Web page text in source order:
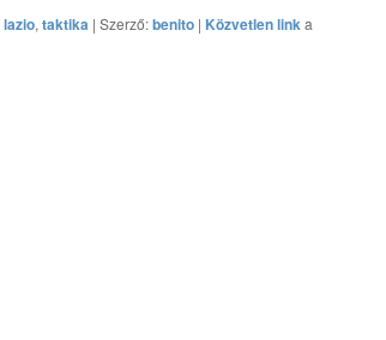
lazio, taktika | Szerző:benito| Közvetlen linka